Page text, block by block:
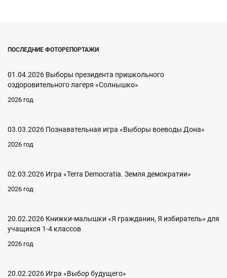
ПОСЛЕДНИЕ ФОТОРЕПОРТАЖИ
01.04.2026 Выборы президента пришкольного
оздоровительного лагеря «Солнышко»
2026 год
03.03.2026 Познавательная игра «Выборы воеводы Дона»
2026 год
02.03.2026 Игра «Terra Democratia. Земля демократии»
2026 год
20.02.2026 Книжки-малышки «Я гражданин, Я избиратель» для
учащихся 1-4 классов
2026 год
20.02.2026 Игра «Выбор будущего»